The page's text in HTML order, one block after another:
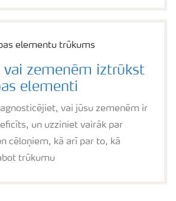
vai zemenēm iztrūkst
elementi
vai jūsu zemenēm ir
un uzziniet vairāk par
cēloņiem, kā arī par to, kā
trūkumu